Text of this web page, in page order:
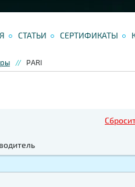
СТАТЬИ СЕРТИФИКАТЫ
PARI